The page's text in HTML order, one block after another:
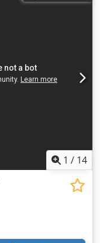
1 / 14